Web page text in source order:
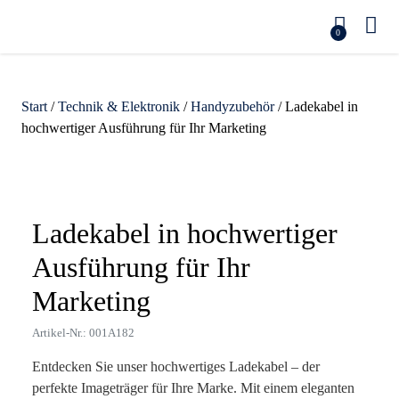
0
Start /Technik & Elektronik /Handyzubehör/ Ladekabel in
hochwertiger Ausführung für Ihr Marketing
Ladekabel in hochwertiger
Ausführung für Ihr
Marketing
Artikel-Nr.: 001A182
Entdecken Sie unser hochwertiges Ladekabel – der
perfekte Imageträger für Ihre Marke. Mit einem eleganten